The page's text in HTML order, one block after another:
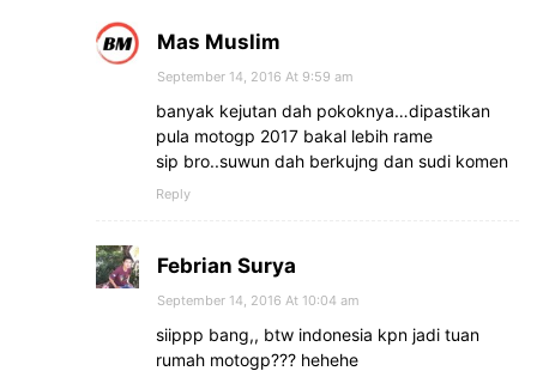
Mas Muslim
September 14, 2016 At 9:59 am
banyak kejutan dah pokoknya…dipastikan
pula motogp 2017 bakal lebih rame
sip bro..suwun dah berkujng dan sudi komen
Reply
Febrian Surya
September 14, 2016 At 10:04 am
siippp bang,, btw indonesia kpn jadi tuan
rumah motogp??? hehehe